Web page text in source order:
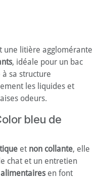
une litière agglomérante
, idéale pour un bac
à sa structure
les liquides et
odeurs.
bleu de
et non collante, elle
chat et un entretien
en font